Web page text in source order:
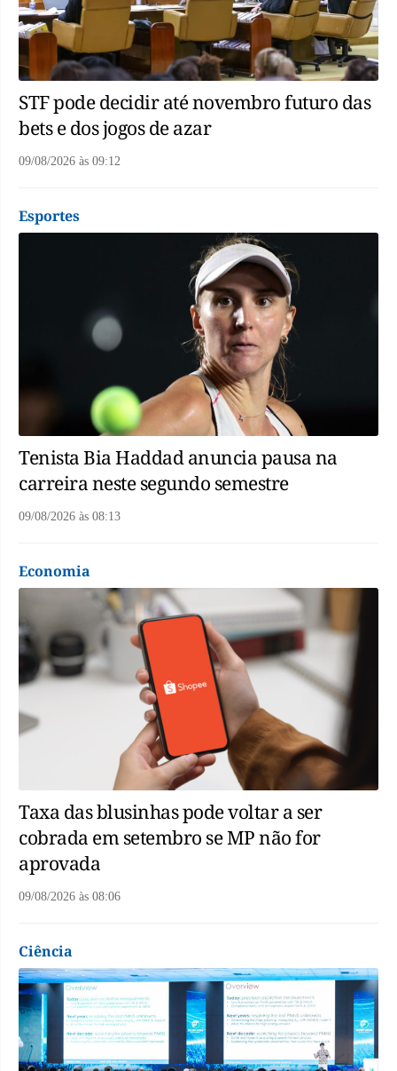
STF pode decidir até novembro futuro das
bets e dos jogos de azar
09/08/2026 às 09:12
Esportes
Tenista Bia Haddad anuncia pausa na
carreira neste segundo semestre
09/08/2026 às 08:13
Economia
Taxa das blusinhas pode voltar a ser
cobrada em setembro se MP não for
aprovada
09/08/2026 às 08:06
Ciência